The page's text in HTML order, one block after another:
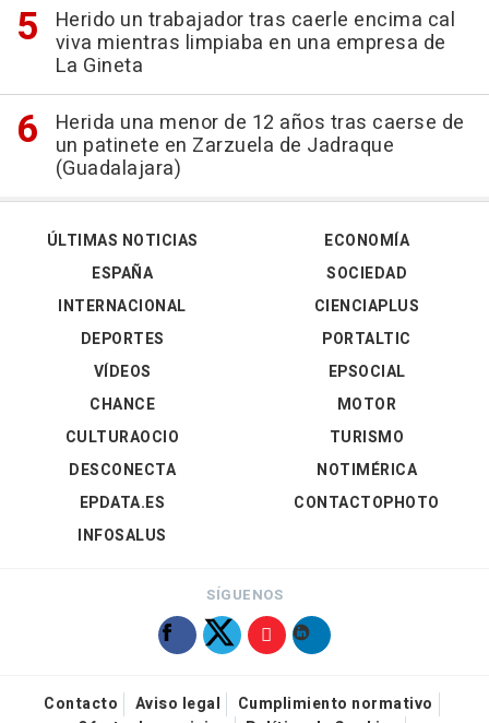
Herido un trabajador tras caerle encima cal
viva mientras limpiaba en una empresa de
La Gineta
Herida una menor de 12 años tras caerse de
un patinete en Zarzuela de Jadraque
(Guadalajara)
ÚLTIMAS NOTICIAS
ESPAÑA
INTERNACIONAL
DEPORTES
VÍDEOS
ECONOMÍA
SOCIEDAD
CIENCIAPLUS
PORTALTIC
EPSOCIAL
CHANCE
CULTURAOCIO
DESCONECTA
EPDATA.ES
INFOSALUS
MOTOR
TURISMO
NOTIMÉRICA
CONTACTOPHOTO
SÍGUENOS
Contacto Aviso legal
Cumplimiento normativo